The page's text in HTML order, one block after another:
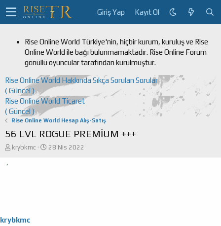
Giriş Yap Kayıt Ol
Rise Online World Türkiye'nin, hiçbir kurum, kuruluş ve Rise
Online World ile bağı bulunmamaktadır. Rise Online Forum
gönüllü oyuncular tarafından kurulmuştur.
Rise Online World Hakkında Sıkça Sorulan Sorular
( Güncel )
Rise Online World Ticaret
( Güncel )
Rise Online World Hesap Alış-Satış
56 LVL ROGUE PREMİUM +++
K
o
ş
krybkmc
B
a
28 Nis 2022
krybkmc